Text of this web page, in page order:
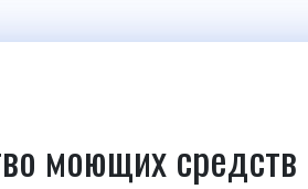
моющих средств